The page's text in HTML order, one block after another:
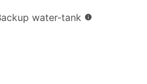
water-tank info